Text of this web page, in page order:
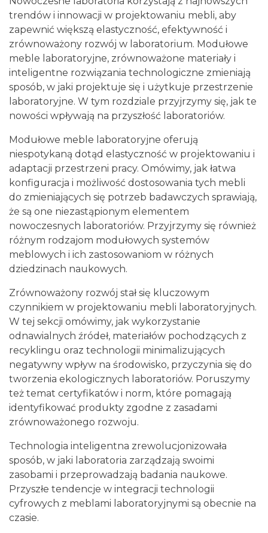
trendów i innowacji w projektowaniu mebli, aby
zapewnić większą elastyczność, efektywność i
zrównoważony rozwój w laboratorium. Modułowe
meble laboratoryjne, zrównoważone materiały i
inteligentne rozwiązania technologiczne zmieniają
sposób, w jaki projektuje się i użytkuje przestrzenie
laboratoryjne. W tym rozdziale przyjrzymy się, jak te
nowości wpływają na przyszłość laboratoriów.
Modułowe meble laboratoryjne oferują
niespotykaną dotąd elastyczność w projektowaniu i
adaptacji przestrzeni pracy. Omówimy, jak łatwa
konfiguracja i możliwość dostosowania tych mebli
do zmieniających się potrzeb badawczych sprawiają,
że są one niezastąpionym elementem
nowoczesnych laboratoriów. Przyjrzymy się również
różnym rodzajom modułowych systemów
meblowych i ich zastosowaniom w różnych
dziedzinach naukowych.
Zrównoważony rozwój stał się kluczowym
czynnikiem w projektowaniu mebli laboratoryjnych.
W tej sekcji omówimy, jak wykorzystanie
odnawialnych źródeł, materiałów pochodzących z
recyklingu oraz technologii minimalizujących
negatywny wpływ na środowisko, przyczynia się do
tworzenia ekologicznych laboratoriów. Poruszymy
też temat certyfikatów i norm, które pomagają
identyfikować produkty zgodne z zasadami
zrównoważonego rozwoju.
Technologia inteligentna zrewolucjonizowała
sposób, w jaki laboratoria zarządzają swoimi
zasobami i przeprowadzają badania naukowe.
Przyszłe tendencje w integracji technologii
cyfrowych z meblami laboratoryjnymi są obecnie na
czasie.